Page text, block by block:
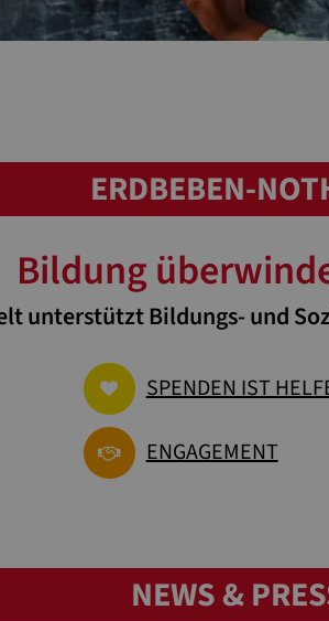
ERDBEBEN-
Bildung
unterstützt Bildungs- und
SPENDEN IST
ENGAGEMENT
NEWS &